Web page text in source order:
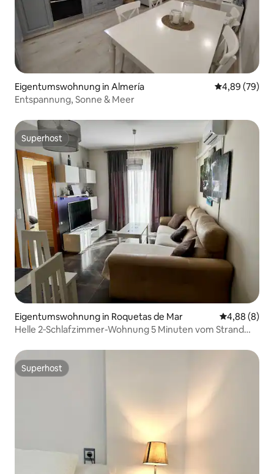
Eigentumswohnung in Almería
4,89 (79)
Entspannung, Sonne & Meer
Superhost
Superhost
Eigentumswohnung in Roquetas de Mar
4,88 (8)
Helle 2‑Schlafzimmer-Wohnung 5 Minuten vom Strand
Superhost
Superhost